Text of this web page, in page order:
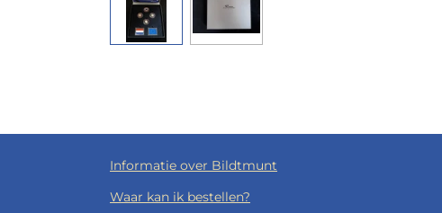
Informatie over Bildtmunt
Waar kan ik bestellen?